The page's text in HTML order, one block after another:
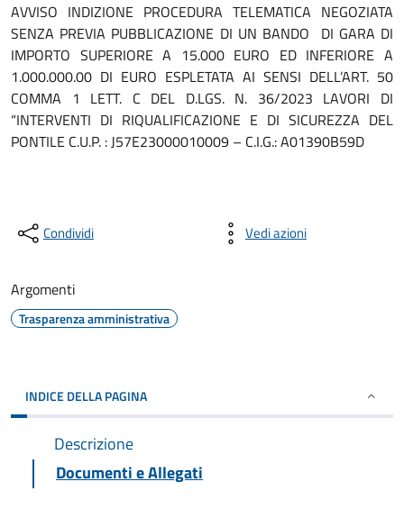
AVVISO INDIZIONE PROCEDURA TELEMATICA NEGOZIATA
SENZA PREVIA PUBBLICAZIONE DI UN BANDO DI GARA DI
IMPORTO SUPERIORE A 15.000 EURO ED INFERIORE A
1.000.000.00 DI EURO ESPLETATA AI SENSI DELL’ART. 50
COMMA 1 LETT. C DEL D.LGS. N. 36/2023 LAVORI DI
“INTERVENTI DI RIQUALIFICAZIONE E DI SICUREZZA DEL
PONTILE C.U.P. : J57E23000010009 – C.I.G.: A01390B59D
Condividi Vedi azioni
Argomenti
Trasparenza amministrativa
INDICE DELLA PAGINA
Descrizione
Documenti e Allegati